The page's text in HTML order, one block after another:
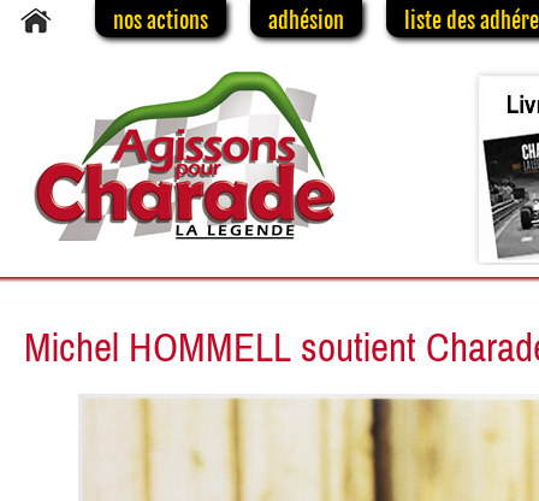
nos actions adhésion liste des
Michel HOMMELL soutient